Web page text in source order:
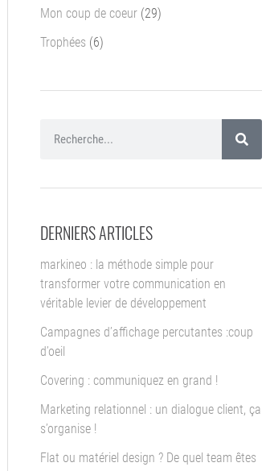
Mon coup de coeur (29)
Trophées (6)
DERNIERS ARTICLES
markineo : la méthode simple pour
transformer votre communication en
véritable levier de développement
Campagnes d’affichage percutantes :coup
d’oeil
Covering : communiquez en grand !
Marketing relationnel : un dialogue client, ça
s’organise !
Flat ou matériel design ? De quel team êtes